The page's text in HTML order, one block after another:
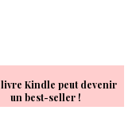
Kindle peut devenir
un best-seller !